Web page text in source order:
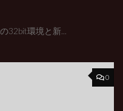
32bit環境と新...
0